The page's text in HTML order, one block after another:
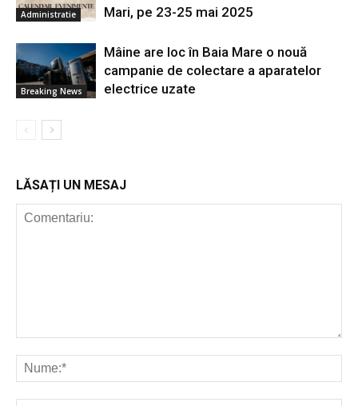
Administratie
Mari, pe 23-25 mai 2025
Breaking News
Mâine are loc în Baia Mare o nouă
campanie de colectare a aparatelor
electrice uzate
LĂSAȚI UN MESAJ